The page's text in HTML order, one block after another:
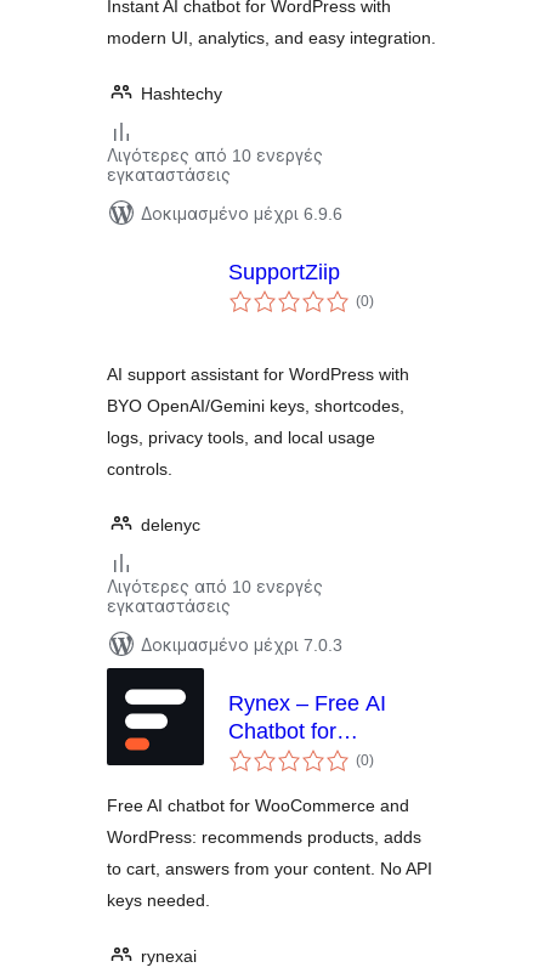
Instant AI chatbot for WordPress with
modern UI, analytics, and easy integration.
Hashtechy
Λιγότερες από 10 ενεργές
εγκαταστάσεις
Δοκιμασμένο μέχρι 6.9.6
SupportZiip
(0αξιολογήσεις
σύνολο
)
AI support assistant for WordPress with
BYO OpenAI/Gemini keys, shortcodes,
logs, privacy tools, and local usage
controls.
delenyc
Λιγότερες από 10 ενεργές
εγκαταστάσεις
Δοκιμασμένο μέχρι 7.0.3
Rynex – Free AI
Chatbot for
WooCommerce (AI
Agent)
(0αξιολογήσεις
σύνολο
)
Free AI chatbot for WooCommerce and
WordPress: recommends products, adds
to cart, answers from your content. No API
keys needed.
rynexai